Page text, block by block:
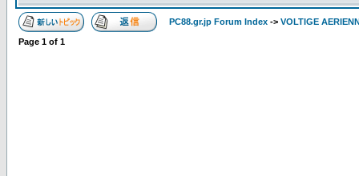
PC88.gr.jp Forum Index -> VOLTIGE
Page 1 of 1